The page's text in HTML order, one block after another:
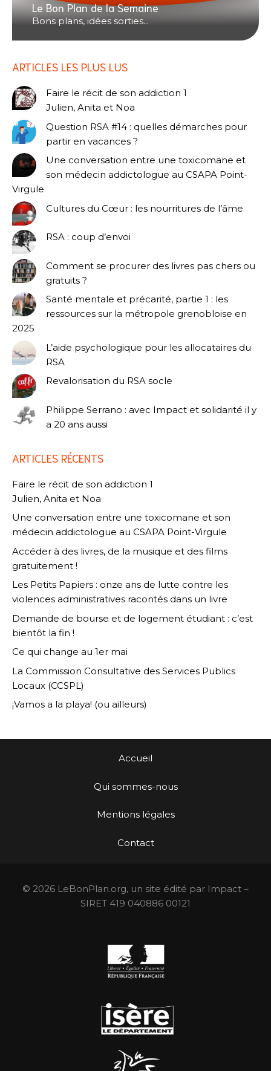
Le Bon Plan de la Semaine
Bons plans, idées sorties...
ARTICLES LES PLUS LUS
Faire le récit de son addiction 1
Julien, Anita et Noa
Question RSA #14 : quelles démarches pour
partir en vacances ?
Une conversation entre une toxicomane et
son médecin addictologue au CSAPA Point-
Virgule
Cultures du Cœur : les nourritures de l’âme
RSA : coup d’envoi
Comment se procurer des livres pas chers ou
gratuits ?
Santé mentale et précarité, partie 1 : les
ressources sur la métropole grenobloise en
2025
L’aide psychologique pour les allocataires du
RSA
Revalorisation du RSA socle
Philippe Serrano : avec Impact et solidarité il y
a 20 ans aussi
ARTICLES RÉCENTS
Faire le récit de son addiction 1
Julien, Anita et Noa
Une conversation entre une toxicomane et son
médecin addictologue au CSAPA Point-Virgule
Accéder à des livres, de la musique et des films
gratuitement !
Les Petits Papiers : onze ans de lutte contre les
violences administratives racontés dans un livre
Demande de bourse et de logement étudiant : c’est
bientôt la fin !
Ce qui change au 1er mai
La Commission Consultative des Services Publics
Locaux (CCSPL)
¡Vamos a la playa! (ou ailleurs)
Accueil
Qui sommes-nous
Mentions légales
Contact
© 2026 LeBonPlan.org, un site édité par Impact –
SIRET 419 040886 00121